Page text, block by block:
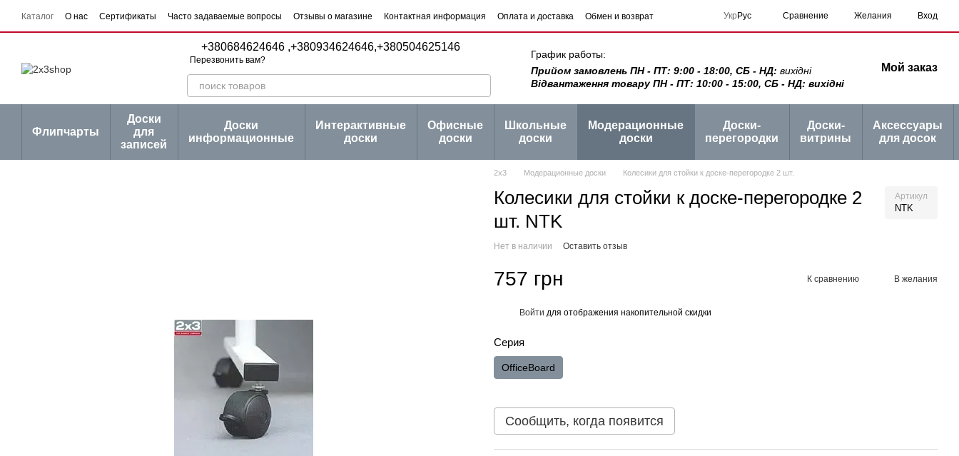
Перейти к основному контенту
Каталог О нас Сертификаты Часто задаваемые вопросы Отзывы о магазине Контактная информация Оплата и доставка
Обмен и возврат
Пользовательское соглашение
Договор публичной оферты Серии товаров Блог
Укр Рус Сравнение Желания Вход
+380684624646 ,+380934624646,+380504625146
Перезвонить вам?
График работы:
Прийом замовлень ПН - ПТ: 9:00 - 18:00, СБ - НД: вихідні
Відвантаження товару ПН - ПТ: 10:00 - 15:00, СБ - НД: вихідні
Мой заказ
Флипчарты
Доски
для
записей
Доски
информационные
Интерактивные
доски
Офисные
доски
Школьные
доски
Модерационные
доски
Доски-
перегородки
Доски-
витрины
Аксессуары
для досок
2х3 Модерационные доски Колесики для стойки к доске-перегородке 2 шт.
Колесики для стойки к доске-перегородке 2
шт. NTK
Артикул
NTK
Нет в наличии Оставить отзыв
757 грн К сравнению В желания
Войти для отображения накопительной скидки
Серия
OfficeBoard
Сообщить, когда появится